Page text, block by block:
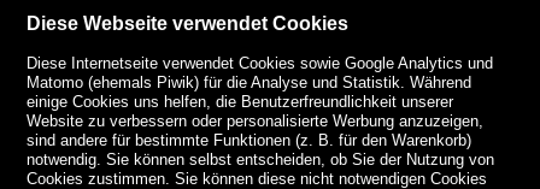
Diese Webseite verwendet Cookies
Diese Internetseite verwendet Cookies sowie Google Analytics und
Matomo (ehemals Piwik) für die Analyse und Statistik. Während
einige Cookies uns helfen, die Benutzerfreundlichkeit unserer
Website zu verbessern oder personalisierte Werbung anzuzeigen,
sind andere für bestimmte Funktionen (z. B. für den Warenkorb)
notwendig. Sie können selbst entscheiden, ob Sie der Nutzung von
Cookies zustimmen. Sie können diese nicht notwendigen Cookies